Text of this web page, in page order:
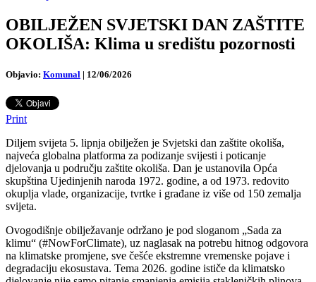
OBILJEŽEN SVJETSKI DAN ZAŠTITE
OKOLIŠA: Klima u središtu pozornosti
Objavio: Komunal | 12/06/2026
Print
Diljem svijeta 5. lipnja obilježen je Svjetski dan zaštite okoliša,
najveća globalna platforma za podizanje svijesti i poticanje
djelovanja u području zaštite okoliša. Dan je ustanovila Opća
skupština Ujedinjenih naroda 1972. godine, a od 1973. redovito
okuplja vlade, organizacije, tvrtke i građane iz više od 150 zemalja
svijeta.
Ovogodišnje obilježavanje održano je pod sloganom „Sada za
klimu“ (#NowForClimate), uz naglasak na potrebu hitnog odgovora
na klimatske promjene, sve češće ekstremne vremenske pojave i
degradaciju ekosustava. Tema 2026. godine ističe da klimatsko